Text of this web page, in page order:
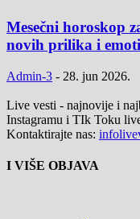
Mesečni horoskop
novih prilika i
Admin-3 - 28. jun 2026.
Live vesti - najnovije i
Instagramu i TIk Toku
Kontaktirajte nas:
I VIŠE OBJAVA